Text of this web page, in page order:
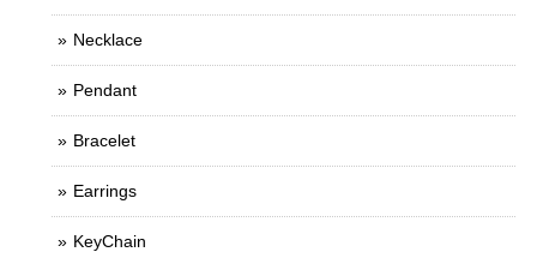
Necklace
Pendant
Bracelet
Earrings
KeyChain